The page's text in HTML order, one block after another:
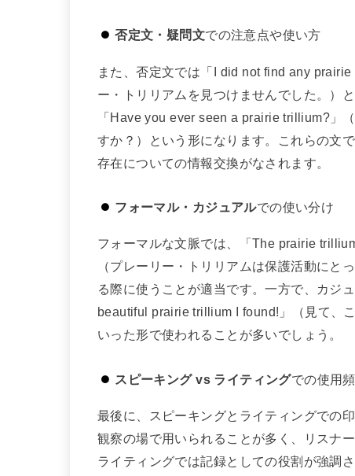
否定文・疑問文での注意点や使い方
また、否定文では「I did not find any
ー・トリリアムを見つけませんでした。）
「Have you ever seen a prairie trillium?」
すか？）という形になります。これらの文
存在についての情報交換がなされます。
フォーマル・カジュアルでの使い分け
フォーマルな文脈では、「The prairie
（プレーリー・トリリアムは保護活動にと
る際に使うことが適当です。一方で、カジ
beautiful prairie trillium I found!」（見て、
いった形で使われることが多いでしょう。
スピーキング vs ライティングでの使用
最後に、スピーキングとライティングでの
観察の場で用いられることが多く、リスナ
ライティングでは記録としての役割が強調